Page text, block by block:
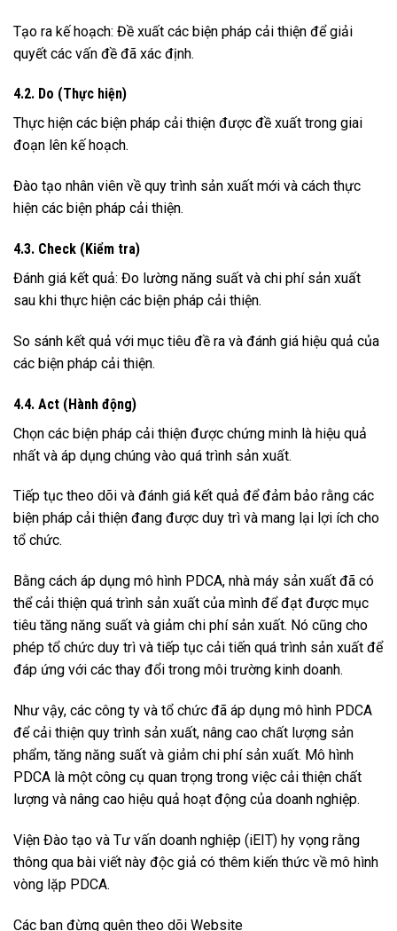
Tạo ra kế hoạch: Đề xuất các biện pháp cải thiện để giải
quyết các vấn đề đã xác định.
4.2. Do (Thực hiện)
Thực hiện các biện pháp cải thiện được đề xuất trong giai
đoạn lên kế hoạch.
Đào tạo nhân viên về quy trình sản xuất mới và cách thực
hiện các biện pháp cải thiện.
4.3. Check (Kiểm tra)
Đánh giá kết quả: Đo lường năng suất và chi phí sản xuất
sau khi thực hiện các biện pháp cải thiện.
So sánh kết quả với mục tiêu đề ra và đánh giá hiệu quả của
các biện pháp cải thiện.
4.4. Act (Hành động)
Chọn các biện pháp cải thiện được chứng minh là hiệu quả
nhất và áp dụng chúng vào quá trình sản xuất.
Tiếp tục theo dõi và đánh giá kết quả để đảm bảo rằng các
biện pháp cải thiện đang được duy trì và mang lại lợi ích cho
tổ chức.
Bằng cách áp dụng mô hình PDCA, nhà máy sản xuất đã có
thể cải thiện quá trình sản xuất của mình để đạt được mục
tiêu tăng năng suất và giảm chi phí sản xuất. Nó cũng cho
phép tổ chức duy trì và tiếp tục cải tiến quá trình sản xuất để
đáp ứng với các thay đổi trong môi trường kinh doanh.
Như vậy, các công ty và tổ chức đã áp dụng mô hình PDCA
để cải thiện quy trình sản xuất, nâng cao chất lượng sản
phẩm, tăng năng suất và giảm chi phí sản xuất. Mô hình
PDCA là một công cụ quan trọng trong việc cải thiện chất
lượng và nâng cao hiệu quả hoạt động của doanh nghiệp.
Viện Đào tạo và Tư vấn doanh nghiệp (iEIT) hy vọng rằng
thông qua bài viết này độc giả có thêm kiến thức về mô hình
vòng lặp PDCA.
Các bạn đừng quên theo dõi Website